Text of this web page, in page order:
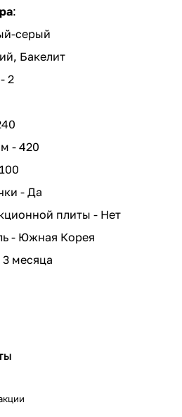
:
серый
Бакелит
2
- 420
- Да
плиты - Нет
- Южная Корея
месяца